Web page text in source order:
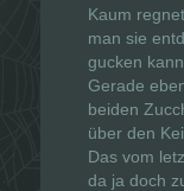
Kaum
man sie
gucken
Gerade
beiden
über den
Das vom
da ja doch